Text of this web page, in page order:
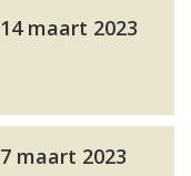
maart 2023
maart 2023